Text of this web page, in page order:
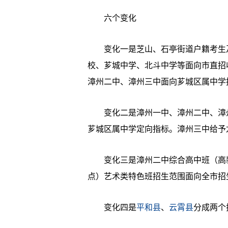
六个变化
变化一是芝山、石亭街道户籍考生
校、芗城中学、北斗中学等面向市直
漳州二中、漳州三中面向芗城区属中
变化二是漳州一中、漳州二中、漳
芗城区属中学定向指标。漳州三中给
变化三是漳州二中综合高中班（高
点）艺术类特色班招生范围面向全市招
变化四是平和县、 云霄县分成两